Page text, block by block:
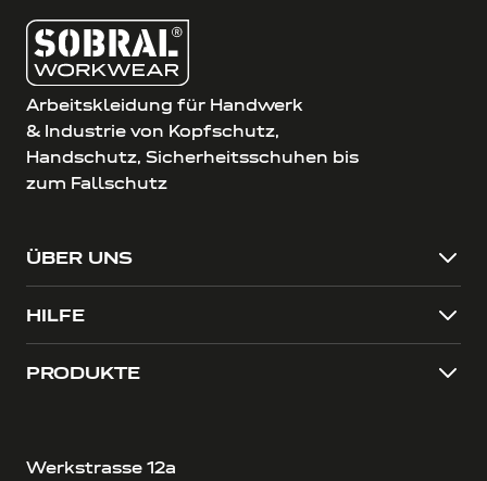
Arbeitskleidung für Handwerk
& Industrie von Kopfschutz,
Handschutz, Sicherheitsschuhen bis
zum Fallschutz
ÜBER UNS
HILFE
PRODUKTE
Werkstrasse 12a